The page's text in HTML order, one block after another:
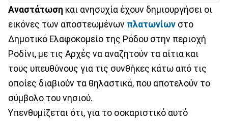
Αναστάτωση και ανησυχία έχουν δημιουργήσει οι
εικόνες των αποστεωμένων πλατωνίων στο
Δημοτικό Ελαφοκομείο της Ρόδου στην περιοχή
Ροδίνι, με τις Αρχές να αναζητούν τα αίτια και
τους υπευθύνους για τις συνθήκες κάτω από τις
οποίες διαβιούν τα θηλαστικά, που αποτελούν το
σύμβολο του νησιού.
Υπενθυμίζεται ότι, για το σοκαριστικό αυτό